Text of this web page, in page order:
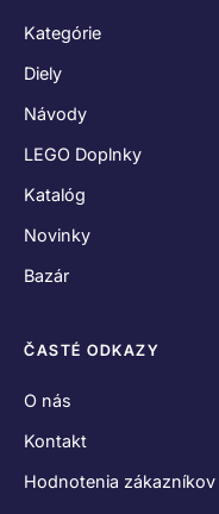
Kategórie
Diely
Návody
LEGO Doplnky
Katalóg
Novinky
Bazár
ČASTÉ ODKAZY
O nás
Kontakt
Hodnotenia zákazníkov